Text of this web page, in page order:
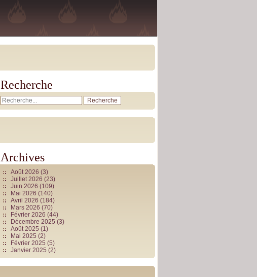
Recherche
Archives
Août 2026 (3)
Juillet 2026 (23)
Juin 2026 (109)
Mai 2026 (140)
Avril 2026 (184)
Mars 2026 (70)
Février 2026 (44)
Décembre 2025 (3)
Août 2025 (1)
Mai 2025 (2)
Février 2025 (5)
Janvier 2025 (2)